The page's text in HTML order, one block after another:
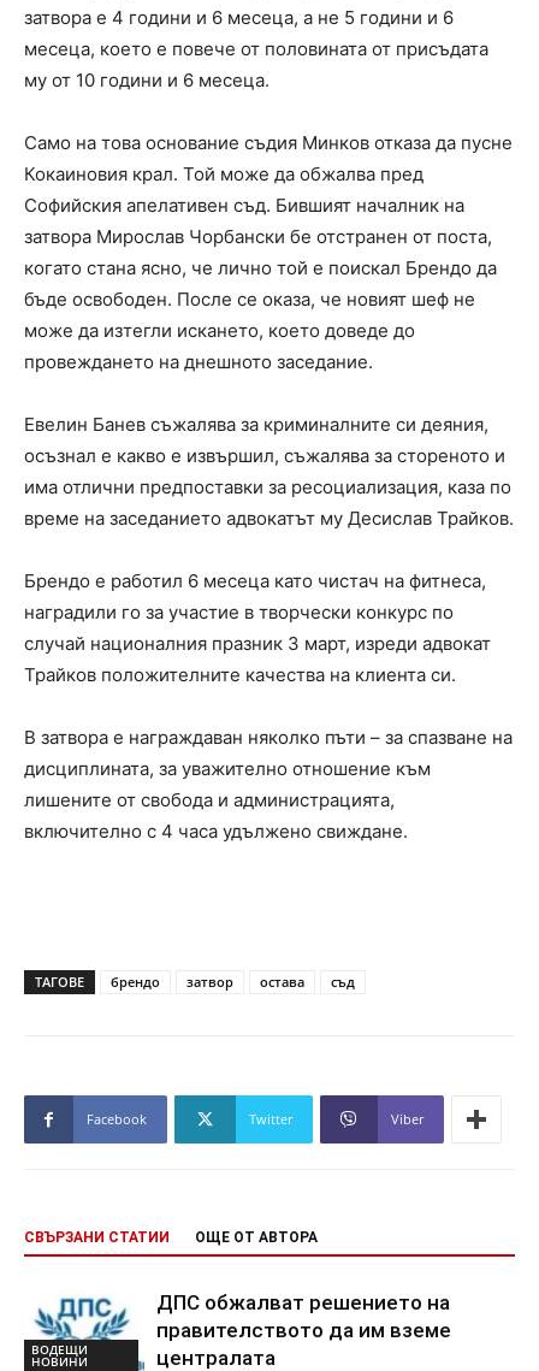
затвора е 4 години и 6 месеца, а не 5 години и 6
месеца, което е повече от половината от присъдата
му от 10 години и 6 месеца.
Само на това основание съдия Минков отказа да пусне
Кокаиновия крал. Той може да обжалва пред
Софийския апелативен съд. Бившият началник на
затвора Мирослав Чорбански бе отстранен от поста,
когато стана ясно, че лично той е поискал Брендо да
бъде освободен. После се оказа, че новият шеф не
може да изтегли искането, което доведе до
провеждането на днешното заседание.
Евелин Банев съжалява за криминалните си деяния,
осъзнал е какво е извършил, съжалява за стореното и
има отлични предпоставки за ресоциализация, каза по
време на заседанието адвокатът му Десислав Трайков.
Брендо е работил 6 месеца като чистач на фитнеса,
наградили го за участие в творчески конкурс по
случай националния празник 3 март, изреди адвокат
Трайков положителните качества на клиента си.
В затвора е награждаван няколко пъти – за спазване на
дисциплината, за уважително отношение към
лишените от свобода и администрацията,
включително с 4 часа удължено свиждане.
ТАГОВЕ брендо затвор остава съд
Facebook Twitter Viber
СВЪРЗАНИ СТАТИИ ОЩЕ ОТ АВТОРА
ВОДЕЩИ
НОВИНИ
ДПС обжалват решението на
правителството да им вземе
централата